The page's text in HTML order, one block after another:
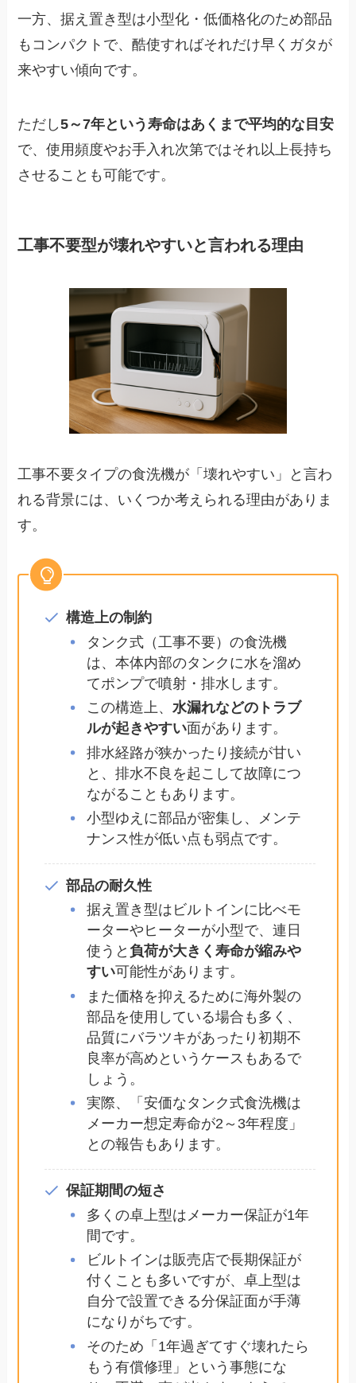
一方、据え置き型は小型化・低価格化のため部品
もコンパクトで、酷使すればそれだけ早くガタが
来やすい傾向です。
ただし5～7年という寿命はあくまで平均的な目安
で、使用頻度やお手入れ次第ではそれ以上長持ち
させることも可能です。
工事不要型が壊れやすいと言われる理由
工事不要タイプの食洗機が「壊れやすい」と言わ
れる背景には、いくつか考えられる理由がありま
す。
構造上の制約
タンク式（工事不要）の食洗機
は、本体内部のタンクに水を溜め
てポンプで噴射・排水します。
この構造上、水漏れなどのトラブ
ルが起きやすい面があります。
排水経路が狭かったり接続が甘い
と、排水不良を起こして故障につ
ながることもあります。
小型ゆえに部品が密集し、メンテ
ナンス性が低い点も弱点です。
部品の耐久性
据え置き型はビルトインに比べモ
ーターやヒーターが小型で、連日
使うと負荷が大きく寿命が縮みや
すい可能性があります。
また価格を抑えるために海外製の
部品を使用している場合も多く、
品質にバラツキがあったり初期不
良率が高めというケースもあるで
しょう。
実際、「安価なタンク式食洗機は
メーカー想定寿命が2～3年程度」
との報告もあります。
保証期間の短さ
多くの卓上型はメーカー保証が1年
間です。
ビルトインは販売店で長期保証が
付くことも多いですが、卓上型は
自分で設置できる分保証面が手薄
になりがちです。
そのため「1年過ぎてすぐ壊れたら
もう有償修理」という事態にな